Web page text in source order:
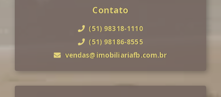
Contato
(51) 98318-1110
(51) 98186-8555
vendas@imobiliariafb.com.br